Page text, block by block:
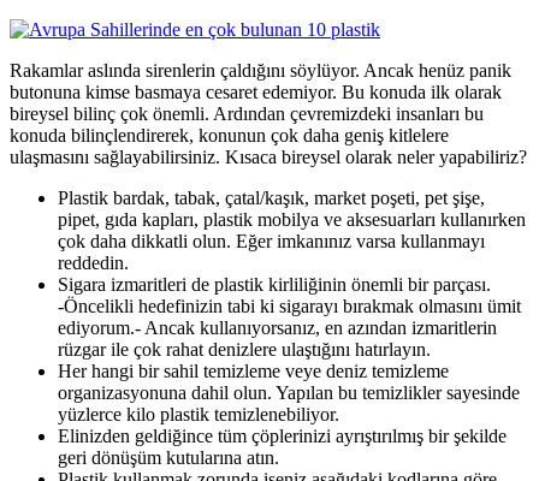
Rakamlar aslında sirenlerin çaldığını söylüyor. Ancak henüz panik
butonuna kimse basmaya cesaret edemiyor. Bu konuda ilk olarak
bireysel bilinç çok önemli. Ardından çevremizdeki insanları bu
konuda bilinçlendirerek, konunun çok daha geniş kitlelere
ulaşmasını sağlayabilirsiniz. Kısaca bireysel olarak neler yapabiliriz?
Plastik bardak, tabak, çatal/kaşık, market poşeti, pet şişe,
pipet, gıda kapları, plastik mobilya ve aksesuarları kullanırken
çok daha dikkatli olun. Eğer imkanınız varsa kullanmayı
reddedin.
Sigara izmaritleri de plastik kirliliğinin önemli bir parçası.
-Öncelikli hedefinizin tabi ki sigarayı bırakmak olmasını ümit
ediyorum.- Ancak kullanıyorsanız, en azından izmaritlerin
rüzgar ile çok rahat denizlere ulaştığını hatırlayın.
Her hangi bir sahil temizleme veye deniz temizleme
organizasyonuna dahil olun. Yapılan bu temizlikler sayesinde
yüzlerce kilo plastik temizlenebiliyor.
Elinizden geldiğince tüm çöplerinizi ayrıştırılmış bir şekilde
geri dönüşüm kutularına atın.